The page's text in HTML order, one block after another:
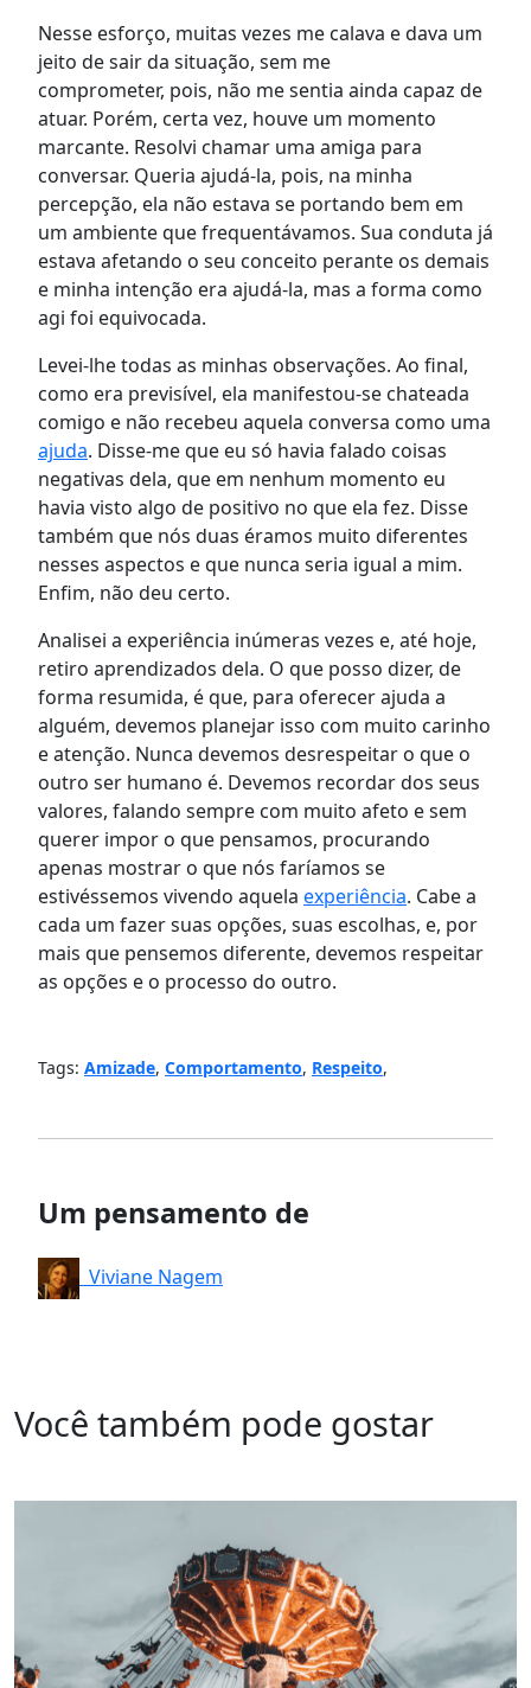
Nesse esforço, muitas vezes me calava e dava um
jeito de sair da situação, sem me
comprometer, pois, não me sentia ainda capaz de
atuar. Porém, certa vez, houve um momento
marcante. Resolvi chamar uma amiga para
conversar. Queria ajudá-la, pois, na minha
percepção, ela não estava se portando bem em
um ambiente que frequentávamos. Sua conduta já
estava afetando o seu conceito perante os demais
e minha intenção era ajudá-la, mas a forma como
agi foi equivocada.
Levei-lhe todas as minhas observações. Ao final,
como era previsível, ela manifestou-se chateada
comigo e não recebeu aquela conversa como uma
ajuda. Disse-me que eu só havia falado coisas
negativas dela, que em nenhum momento eu
havia visto algo de positivo no que ela fez. Disse
também que nós duas éramos muito diferentes
nesses aspectos e que nunca seria igual a mim.
Enfim, não deu certo.
Analisei a experiência inúmeras vezes e, até hoje,
retiro aprendizados dela. O que posso dizer, de
forma resumida, é que, para oferecer ajuda a
alguém, devemos planejar isso com muito carinho
e atenção. Nunca devemos desrespeitar o que o
outro ser humano é. Devemos recordar dos seus
valores, falando sempre com muito afeto e sem
querer impor o que pensamos, procurando
apenas mostrar o que nós faríamos se
estivéssemos vivendo aquela experiência. Cabe a
cada um fazer suas opções, suas escolhas, e, por
mais que pensemos diferente, devemos respeitar
as opções e o processo do outro.
Tags: Amizade, Comportamento, Respeito,
Um pensamento de
Viviane Nagem
Você também pode gostar